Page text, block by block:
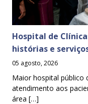
Hospital de
histórias e
05 agosto, 2026
Maior hospital público
atendimento aos
área […]